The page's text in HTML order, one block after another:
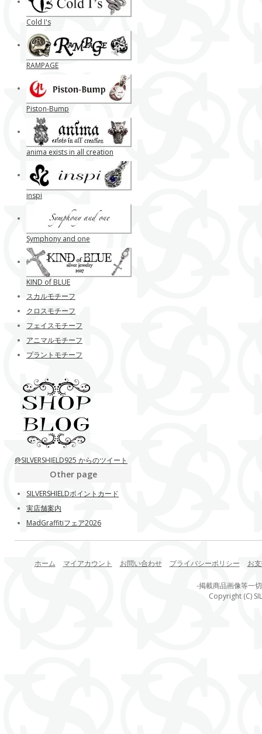
Cold I's
RAMPAGE
Piston-Bump
anima exists in all creation
inspi
Symphony and one
KIND of BLUE
スカルモチーフ
クロスモチーフ
フェイスモチーフ
アニマルモチーフ
プラントモチーフ
@SILVERSHIELD925 からのツイート
Other page
SILVERSHIELDポイントカード
実店舗案内
MadGraffitiフェア2026
ホーム マイアカウント お問い合わせ プライバシーポリシー お
-掲載商品画像等一
Copyright (C)